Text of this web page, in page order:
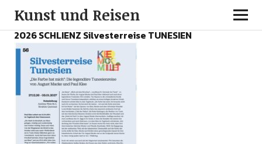
Kunst und Reisen
2026 SCHLIENZ Silvesterreise TUNESIEN